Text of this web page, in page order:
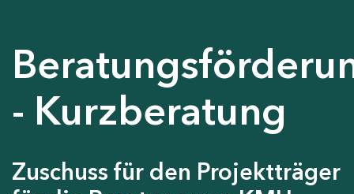
- Kurzberatung
Zuschuss für den Projektträger